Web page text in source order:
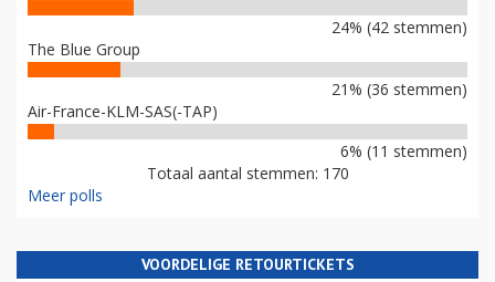
24% (42 stemmen)
The Blue Group
21% (36 stemmen)
Air-France-KLM-SAS(-TAP)
6% (11 stemmen)
Totaal aantal stemmen: 170
Meer polls
VOORDELIGE RETOURTICKETS